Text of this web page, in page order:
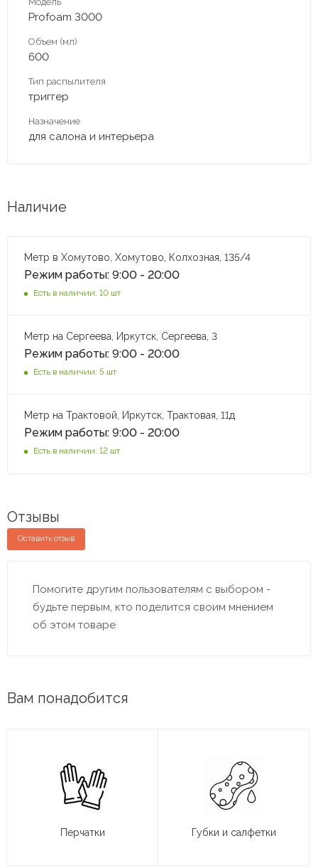
Profoam 3000
Объем (мл)
600
Тип распылителя
триггер
Назначение
для салона и интерьера
Наличие
Метр в Хомутово, Хомутово, Колхозная, 135/4
Режим работы: 9:00 - 20:00
Есть в наличии: 10 шт
Метр на Сергеева, Иркутск, Сергеева, 3
Режим работы: 9:00 - 20:00
Есть в наличии: 5 шт
Метр на Трактовой, Иркутск, Трактовая, 11д
Режим работы: 9:00 - 20:00
Есть в наличии: 12 шт
Отзывы
Оставить отзыв
Помогите другим пользователям с выбором -
будьте первым, кто поделится своим мнением
об этом товаре
Вам понадобится
Перчатки Губки и салфетки